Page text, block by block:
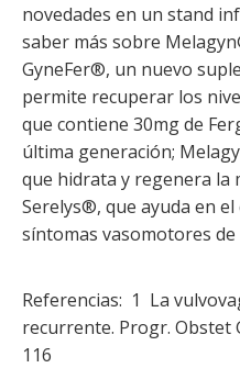
novedades en un stand
saber más sobre
GyneFer®, un nuevo
permite recuperar los
que contiene 30mg de
última generación;
que hidrata y regenera la
Serelys®, que ayuda en
síntomas vasomotores de
Referencias: 1 La
recurrente. Progr. Obstet
116